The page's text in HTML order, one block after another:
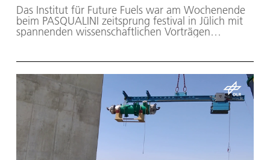
Das Institut für Future Fuels war am Wochenende
beim PASQUALINI zeitsprung festival in Jülich mit
spannenden wissenschaftlichen Vorträgen